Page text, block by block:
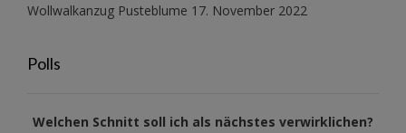
Wollwalkanzug Pusteblume 17. November 2022
Polls
Welchen Schnitt soll ich als nächstes verwirklichen?